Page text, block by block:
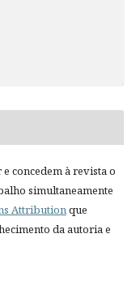
concedem à revista o
simultaneamente
Attributionque
da autoria e